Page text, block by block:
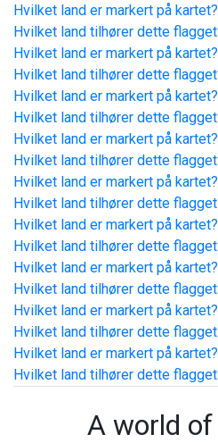
Hvilket land er markert på kartet?
Hvilket land tilhører dette
Hvilket land er markert på kartet?
Hvilket land tilhører dette
Hvilket land er markert på kartet?
Hvilket land tilhører dette
Hvilket land er markert på kartet?
Hvilket land tilhører dette
Hvilket land er markert på kartet?
Hvilket land tilhører dette
Hvilket land er markert på kartet?
Hvilket land tilhører dette
Hvilket land er markert på kartet?
Hvilket land tilhører dette
Hvilket land er markert på kartet?
Hvilket land tilhører dette
Hvilket land er markert på kartet?
Hvilket land tilhører dette
A world of